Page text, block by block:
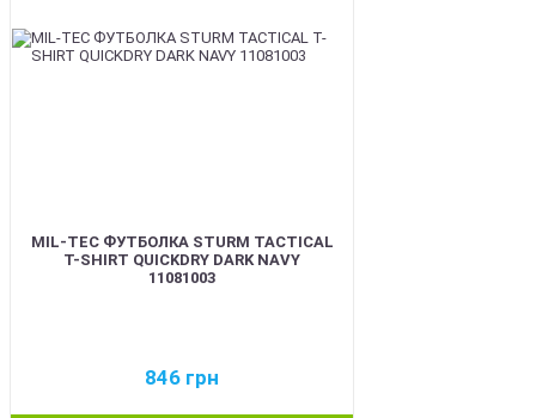
MIL-TEC ФУТБОЛКА STURM TACTICAL
T-SHIRT QUICKDRY DARK NAVY
11081003
846 грн